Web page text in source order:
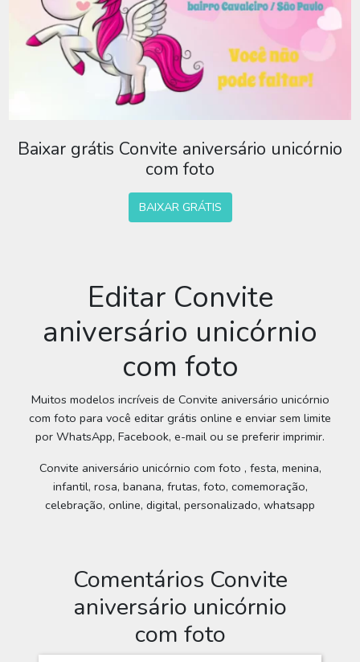
Baixar grátis Convite aniversário unicórnio
com foto
BAIXAR GRÁTIS
Editar Convite
aniversário unicórnio
com foto
Muitos modelos incríveis de Convite aniversário unicórnio
com foto para você editar grátis online e enviar sem limite
por WhatsApp, Facebook, e-mail ou se preferir imprimir.
Convite aniversário unicórnio com foto , festa, menina,
infantil, rosa, banana, frutas, foto, comemoração,
celebração, online, digital, personalizado, whatsapp
Comentários Convite
aniversário unicórnio
com foto